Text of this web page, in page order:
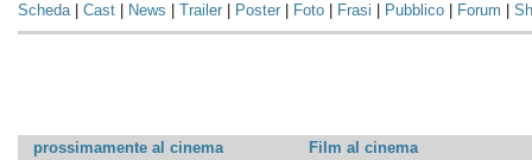
Scheda| Cast| News Trailer| Poster| Foto| Frasi Pubblico| Forum
prossimamente al cinema
Film al cinema